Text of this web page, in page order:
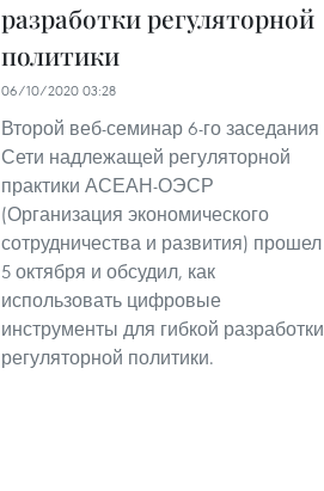
разработки регуляторной
политики
06/10/2020 03:28
Второй веб-семинар 6-го заседания
Сети надлежащей регуляторной
практики АСЕАН-ОЭСР
(Организация экономического
сотрудничества и развития) прошел
5 октября и обсудил, как
использовать цифровые
инструменты для гибкой разработки
регуляторной политики.